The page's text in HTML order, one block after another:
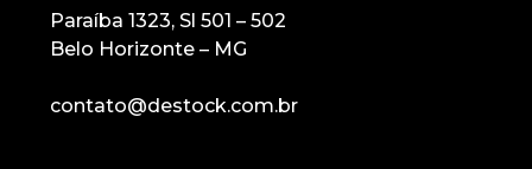
Paraíba 1323, Sl 501 – 502
Belo Horizonte – MG
contato@destock.com.br